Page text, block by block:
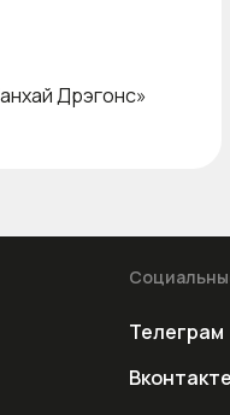
Дрэгонс»
Телеграм
Вконтакте